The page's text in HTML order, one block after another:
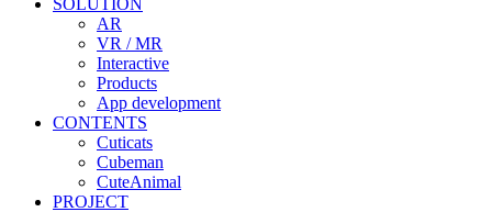
SOLUTION
AR
VR / MR
Interactive
Products
App development
CONTENTS
Cuticats
Cubeman
CuteAnimal
PROJECT